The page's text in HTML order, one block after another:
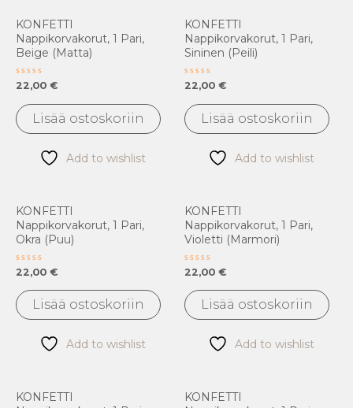
KONFETTI
Nappikorvakorut, 1 Pari,
Beige (matta)
Arvostelu
tuotteesta:
/
5
22,00 €
Lisää ostoskoriin
Add to wishlist
KONFETTI
Nappikorvakorut, 1 Pari,
Sininen (peili)
Arvostelu
tuotteesta:
/
5
22,00 €
Lisää ostoskoriin
Add to wishlist
KONFETTI
Nappikorvakorut, 1 Pari,
Okra (puu)
Arvostelu
tuotteesta:
/
5
22,00 €
Lisää ostoskoriin
Add to wishlist
KONFETTI
Nappikorvakorut, 1 Pari,
Violetti (marmori)
Arvostelu
tuotteesta:
/
5
22,00 €
Lisää ostoskoriin
Add to wishlist
KONFETTI
KONFETTI